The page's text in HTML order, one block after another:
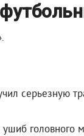
серьезную
головного